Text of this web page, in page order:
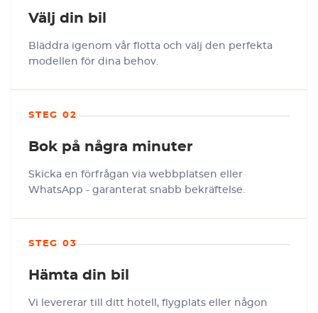
Välj din bil
Bläddra igenom vår flotta och välj den perfekta
modellen för dina behov.
STEG 02
Bok på några minuter
Skicka en förfrågan via webbplatsen eller
WhatsApp - garanterat snabb bekräftelse.
STEG 03
Hämta din bil
Vi levererar till ditt hotell, flygplats eller någon